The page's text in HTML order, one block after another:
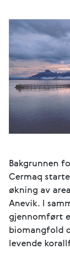
Bakgrunnen
Cermaq
økning av
Anevik. I
gjennomført
biomangfold
levende